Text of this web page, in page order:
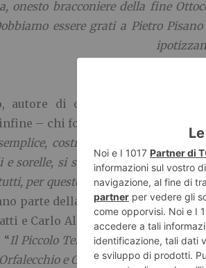
onesto bracconiere della fine
essere grati a Pietro
limitata
autore di questa piccola,
– chi fosse quel montanaro
costretto a combattere
sorelle, si sentiva responsabile
per questo il suo ricordo ha
parte della collana editoriale del
e Carlo Alessandro Pisoni. Per
Il Piccolo Telegrafista delle
e Corte Buè”.